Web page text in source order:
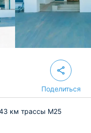
Поделиться
км трассы М25